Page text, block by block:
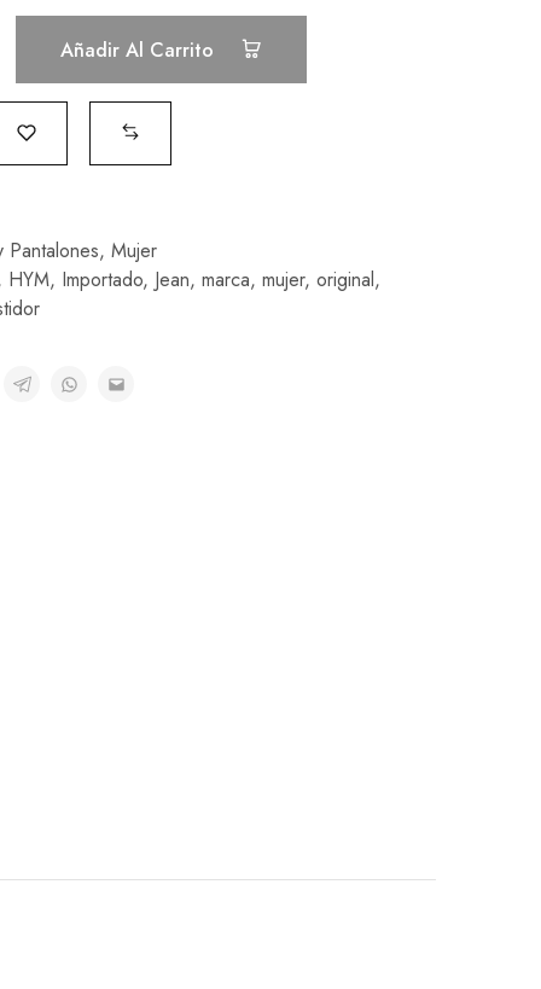
Añadir Al Carrito
Pantalones, Mujer
HYM, Importado, Jean, marca, mujer, original,